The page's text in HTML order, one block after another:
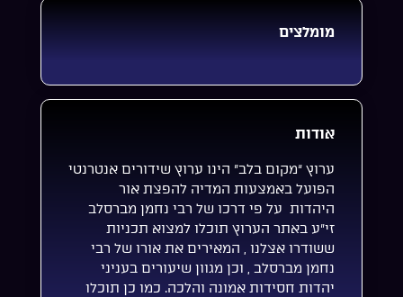
מומלצים
אודות
ערוץ “מקום בלב” הינו ערוץ שידורים אנטרנטי
הפועל באמצעות המדיה להפצת אור
היהדות על פי דרכו של רבי נחמן מברסלב
זי”ע באתר הערוץ תוכלו למצוא תכניות
ששודרו אצלנו , המאירים את אורו של רבי
נחמן מברסלב , וכן מגוון שיעורים בעניני
יהדות חסידות אמונה והלכה. כמו כן תוכלו